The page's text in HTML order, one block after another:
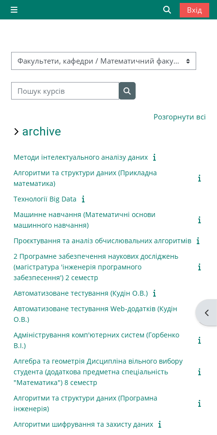
Перейти до головного вмісту
Бокова панель
Вхід
Категорії курсів
Пошук курсів
Пошук курсів
Розгорнути всі
archive
Методи інтелектуального аналізу даних
Алгоритми та структури даних (Прикладна
математика)
Технології Big Data
Машинне навчання (Математичні основи
машинного навчання)
Проєктування та аналіз обчислювальних алгоритмів
2 Програмне забезпечення наукових досліджень
(магістратура 'інженерія програмного
забезпесення') 2 семестр
Автоматизоване тестування (Кудін О.В.)
Автоматизоване тестування Web-додатків (Кудін
О.В.)
Адміністрування комп'ютерних систем (Горбенко
В.І.)
Алгебра та геометрія Дисципліна вільного вибору
студента (додаткова предметна спеціальність
"Математика") 8 семестр
Алгоритми та структури даних (Програмна
інженерія)
Алгоритми шифрування та захисту даних